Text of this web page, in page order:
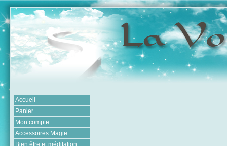
Accueil
Panier
Mon compte
Accessoires Magie
Bien être et méditation